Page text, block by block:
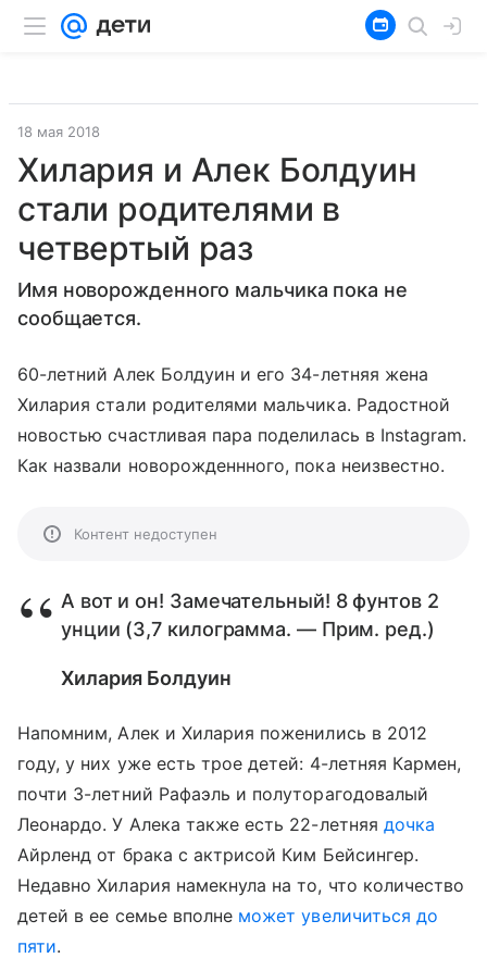
18 мая 2018
Хилария и Алек Болдуин
стали родителями в
четвертый раз
Имя новорожденного мальчика пока не
сообщается.
60-летний Алек Болдуин и его 34-летняя жена
Хилария стали родителями мальчика. Радостной
новостью счастливая пара поделилась в Instagram.
Как назвали новорожденнного, пока неизвестно.
Контент недоступен
А вот и он! Замечательный! 8 фунтов 2
унции (3,7 килограмма. — Прим. ред.)
Хилария Болдуин
Напомним, Алек и Хилария поженились в 2012
году, у них уже есть трое детей: 4-летняя Кармен,
почти 3-летний Рафаэль и полуторагодовалый
Леонардо. У Алека также есть 22-летняя дочка
Айрленд от брака с актрисой Ким Бейсингер.
Недавно Хилария намекнула на то, что количество
детей в ее семье вполне может увеличиться до
пяти.